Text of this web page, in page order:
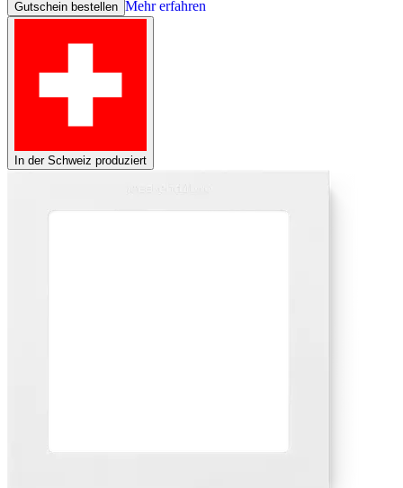
Gutschein bestellen Mehr erfahren
In der Schweiz produziert